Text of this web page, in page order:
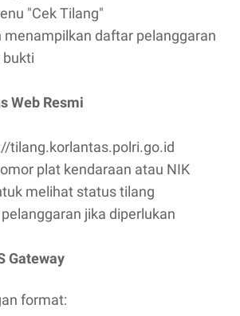
"Cek Tilang"
menampilkan daftar pelanggaran
Web Resmi
tilang.korlantas.polri.go.id
plat kendaraan atau NIK
melihat status tilang
jika diperlukan
Gateway
format: